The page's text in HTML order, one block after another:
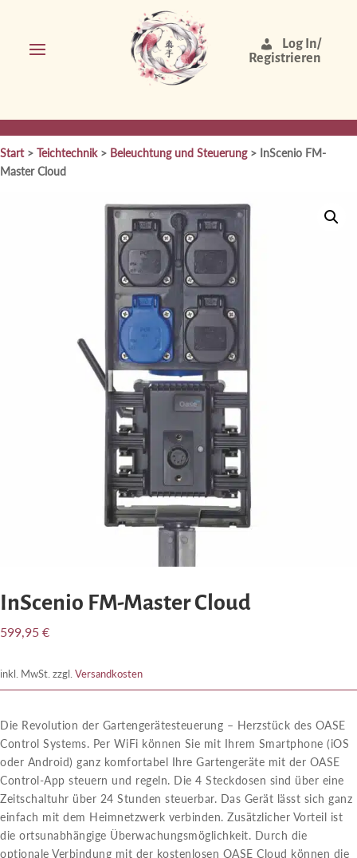
Log In/
Registrieren
Start> Teichtechnik> Beleuchtung und Steuerung> InScenio FM-
Master Cloud
InScenio FM-Master Cloud
599,95 €
inkl. MwSt. zzgl. Versandkosten
Die Revolution der Gartengerätesteuerung – Herzstück des OASE
Control Systems. Per WiFi können Sie mit Ihrem Smartphone (iOS
oder Android) ganz komfortabel Ihre Gartengeräte mit der OASE
Control-App steuern und regeln. Die 4 Steckdosen sind über eine
Zeitschaltuhr über 24 Stunden steuerbar. Das Gerät lässt sich ganz
einfach mit dem Heimnetzwerk verbinden. Zusätzlicher Vorteil ist
die ortsunabhängige Überwachungsmöglichkeit. Durch die
optionale Verbindung mit der kostenlosen OASE Cloud können die